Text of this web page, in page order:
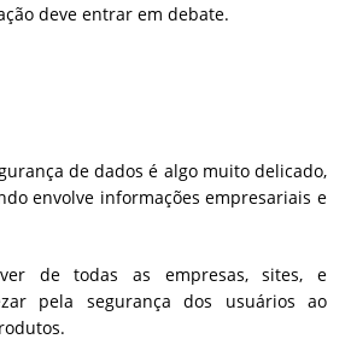
deve entrar em debate.
de dados é algo muito delicado,
envolve informações empresariais e
de todas as empresas, sites, e
pela segurança dos usuários ao